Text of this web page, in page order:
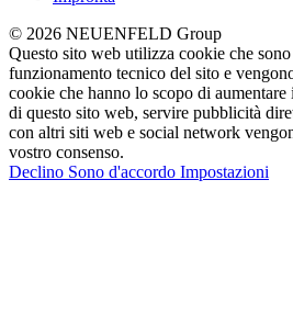
© 2026 NEUENFELD Group
Questo sito web utilizza cookie che
funzionamento tecnico del sito e
cookie che hanno lo scopo di
di questo sito web, servire pubblicità
con altri siti web e social network
vostro consenso.
Declino Sono d'accordo Impostazioni